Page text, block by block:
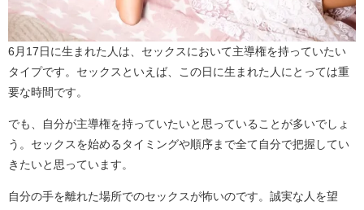
6月17日に生まれた人は、セックスにおいて主導権を持っていたい
タイプです。セックスといえば、この日に生まれた人にとっては重
要な時間です。
でも、自分が主導権を持っていたいと思っていることが多いでしょ
う。セックスを始めるタイミングや順序まで全て自分で把握してい
きたいと思っています。
自分の手を離れた場所でのセックスが怖いのです。誠実な人を望